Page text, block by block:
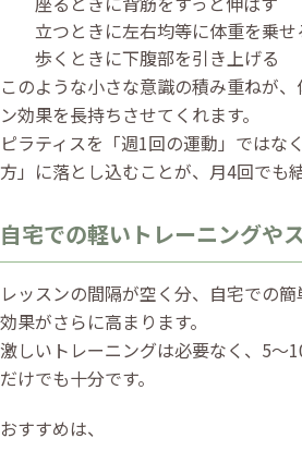
立つときに左右均等に体重を乗せ
歩くときに下腹部を引き上げる
このような小さな意識の積み重ねが
ン効果を長持ちさせてくれます。
ピラティスを「週1回の運動」ではな
方」に落とし込むことが、月4回でも
自宅での軽いトレーニングや
レッスンの間隔が空く分、自宅での
効果がさらに高まります。
激しいトレーニングは必要なく、5〜
だけでも十分です。
おすすめは、